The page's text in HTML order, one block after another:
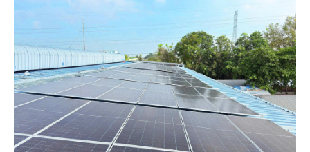
chỉ tiêu an toàn.